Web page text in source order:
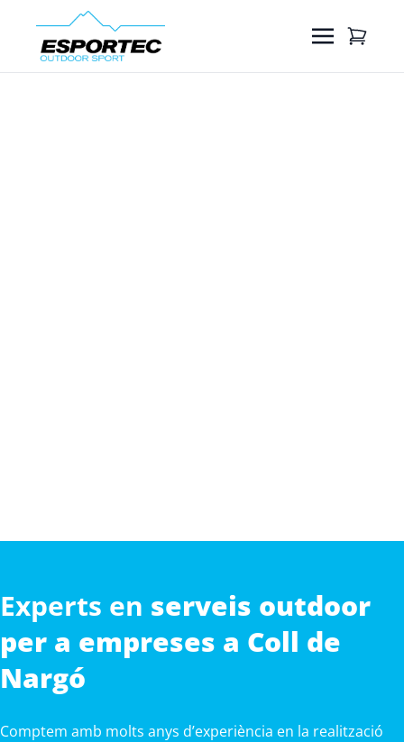
Experts en serveis outdoor
per a empreses a Coll de
Nargó
Comptem amb molts anys d’experiència en la realització